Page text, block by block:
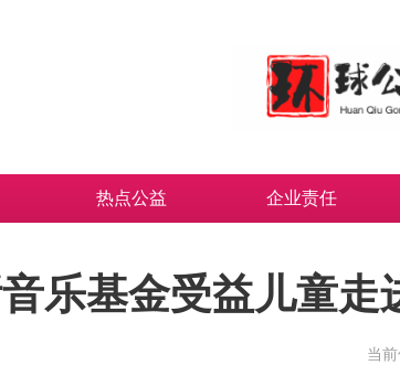
热点公益 企业责任
乐基金受益儿童走
当前